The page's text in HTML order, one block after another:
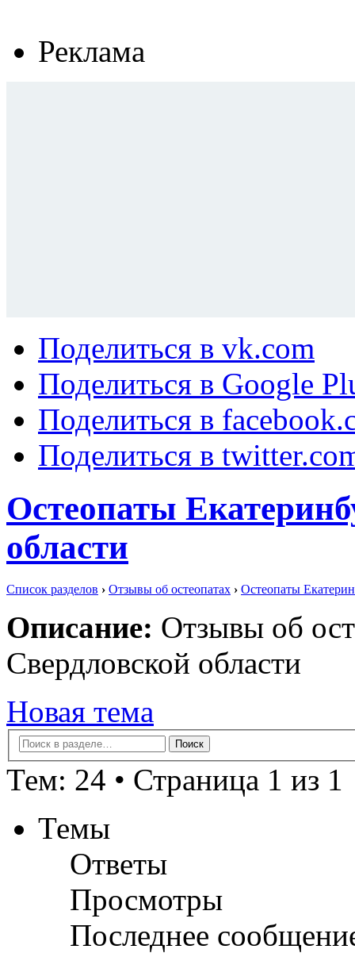
Реклама
Поделиться в vk.com
Поделиться в Google
Поделиться в
Поделиться в
Остеопаты
области
Список разделов › Отзывы об остеопатах › Остеопаты
Описание: Отзывы об
Свердловской области
Новая тема
Тем: 24 • Страница 1 из 1
Темы
Ответы
Просмотры
Последнее